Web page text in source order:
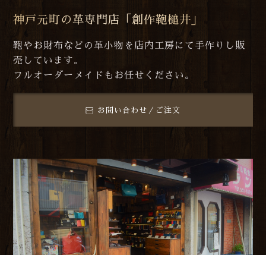
神戸元町の革専門店「創作鞄槌井」
鞄やお財布などの革小物を店内工房にて手作りし販
売しています。
フルオーダーメイドもお任せください。
お問い合わせ／ご注文